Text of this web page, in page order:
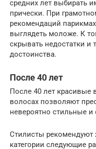
средних лет выбирать
прически. При
рекомендаций
выглядеть моложе. К
скрывать недостатки и
достоинства.
После 40 лет
После 40 лет красивые
волосах позволяют
невероятно стильные
Стилисты
категории следующие